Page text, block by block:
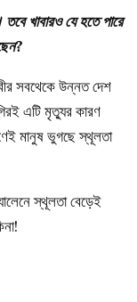
খাবারও যে হতে পারে
সবথেকে উন্নত দেশ
এটি মৃত্যুর কারণ
মানুষ ভুগছে স্থূলতা
স্থূলতা বেড়েই